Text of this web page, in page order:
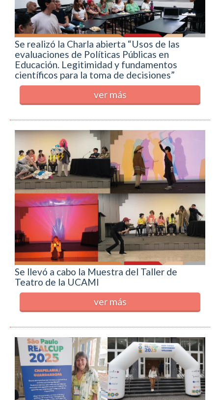
Se realizó la Charla abierta “Usos de las
evaluaciones de Políticas Públicas en
Educación. Legitimidad y fundamentos
científicos para la toma de decisiones”
ver más
Se llevó a cabo la Muestra del Taller de
Teatro de la UCAMI
ver más